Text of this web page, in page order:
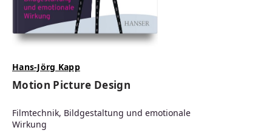
Hans-Jörg Kapp
Motion Picture Design
Filmtechnik, Bildgestaltung und emotionale
Wirkung